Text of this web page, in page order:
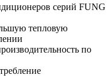
серий FUNG
тепловую
по